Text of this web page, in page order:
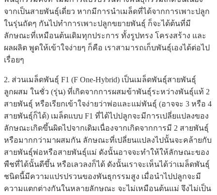
จากเป็นสายพันธุ์เดี่ยว หากมีการนำเมล็ดที่ได้จากการเพาะปลูก
ในรุ่นถัดๆ กันไปทำการเพาะปลูกขยายพันธุ์ ก็จะได้ต้นที่มี
ลักษณะที่เหมือนต้นเดิมทุกประการ ทั้งรูปทรง โครงสร้าง และ
ผลผลิต พูดให้เข้าใจง่ายๆ ก็คือ เราสามารถเก็บพันธุ์เองได้ต่อไป
เรื่อยๆ
2. ส่วนเมล็ดพันธุ์ F1 (F One-Hybrid) เป็นเมล็ดพันธุ์สายพันธุ์
ลูกผสม ในชั่ว (รุ่น) ที่เกิดจากการผสมข้าพันธุ์ระหว่างพันธุ์แท้ 2
สายพันธุ์ หรือเรียกเข้าใจง่ายว่าพ่อและแม่พันธุ์ (อาจจะ 3 หรือ 4
สายพันธุ์ก็ได้) เมล็ดแบบ F1 ที่ได้ไปปลูกจะมีการเปลี่ยแปลงของ
ลักษณะเกิดขึ้นผิดไปจากเดิมเนื่องจากเกิดจากการมี 2 สายพันธุ์
หรือมากกว่ามาผสมกัน ลักษณะที่เปลี่ยนแปลงไปนั้นจะคล้ายกับ
สายพันธุ์พ่อหรือสายพันธุ์แม่ ดังนั้นอาจจะทำให้ให้ลักษณะของ
พืชที่ได้นั้นดีขึ้น หรือเลวลงก็ได้ ดังนั้นเราจะเห็นได้ว่าเมล็ดพันธุ์
ชนิดนี้มีความแปรปรวนของพันธุกรรมสูง เมื่อนำไปปลูกจะมี
ความแตกต่างกันในหลายลักษณะ จะไม่เหมือนต้นแม่ จึงไม่เป็น